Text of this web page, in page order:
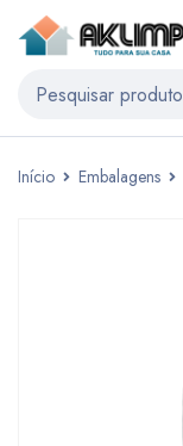
Início Embalagens